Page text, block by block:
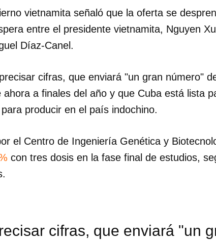
vietnamita señaló que la oferta se
entre el presidente vietnamita, Nguyen
Díaz-Canel.
cifras, que enviará "un gran número"
a finales del año y que Cuba está lista
producir en el país indochino.
el Centro de Ingeniería Genética y
con tres dosis en la fase final de estudios,
cifras, que enviará "un